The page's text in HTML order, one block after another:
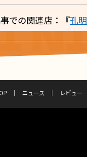
での関連店：『孔
ニュース レビュー